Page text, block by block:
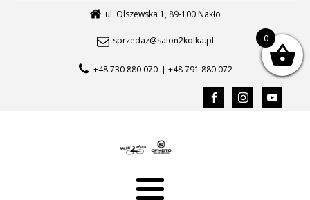
ul. Olszewska 1, 89-100 Nakło
sprzedaz@salon2kolka.pl
+48 730 880 070 | +48 791 880 072
0